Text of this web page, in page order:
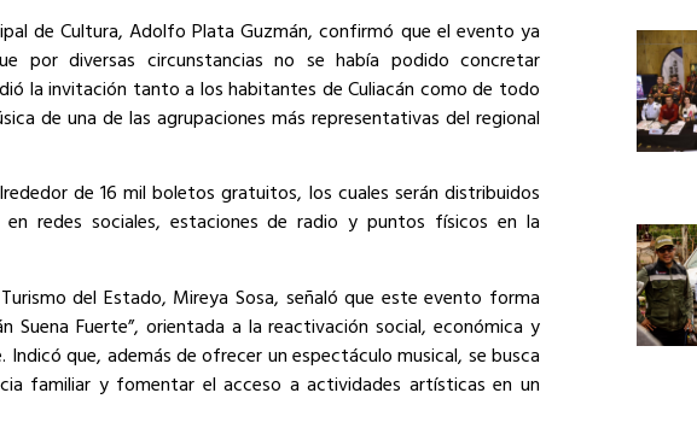
de Cultura, Adolfo Plata Guzmán, confirmó que el evento ya
por diversas circunstancias no se había podido concretar
la invitación tanto a los habitantes de Culiacán como de todo
de una de las agrupaciones más representativas del regional
de 16 mil boletos gratuitos, los cuales serán distribuidos
redes sociales, estaciones de radio y puntos físicos en la
del Estado, Mireya Sosa, señaló que este evento forma
Suena Fuerte”, orientada a la reactivación social, económica y
Indicó que, además de ofrecer un espectáculo musical, se busca
familiar y fomentar el acceso a actividades artísticas en un